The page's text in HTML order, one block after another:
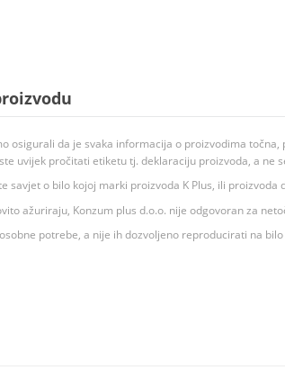
osigurali da je svaka informacija o proizvodima
uvijek pročitati etiketu tj. deklaraciju proizvoda, a ne
savjet o bilo kojoj marki proizvoda K Plus, ili
ažuriraju, Konzum plus d.o.o. nije odgovoran za
potrebe, a nije ih dozvoljeno reproducirati na